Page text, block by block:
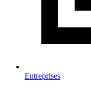
Entreprises